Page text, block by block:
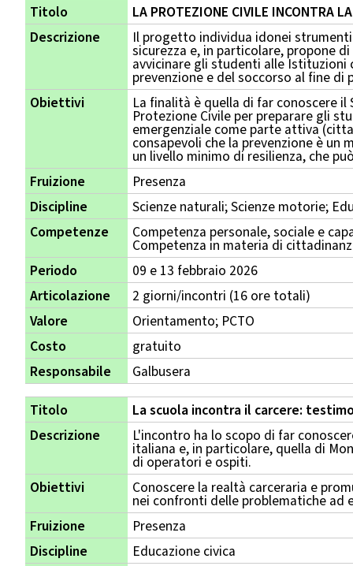
Titolo
LA PROTEZIONE CIVILE INCONTRA
Descrizione
Il progetto individua idonei
sicurezza e, in particolare, propone
avvicinare gli studenti alle
prevenzione e del soccorso al fine
Obiettivi
La finalità è quella di far conoscere
Protezione Civile per preparare gli
emergenziale come parte attiva
consapevoli che la prevenzione è
un livello minimo di resilienza, che
Fruizione
Presenza
Discipline
Scienze naturali; Scienze motorie;
Competenze
Competenza personale, sociale e
Competenza in materia di
Periodo
09 e 13 febbraio 2026
Articolazione
2 giorni/incontri (16 ore totali)
Valore
Orientamento; PCTO
Costo
gratuito
Responsabile
Galbusera
Titolo
La scuola incontra il carcere:
Descrizione
L'incontro ha lo scopo di far
italiana e, in particolare, quella di
di operatori e ospiti.
Obiettivi
Conoscere la realtà carceraria e
nei confronti delle problematiche ad
Fruizione
Presenza
Discipline
Educazione civica